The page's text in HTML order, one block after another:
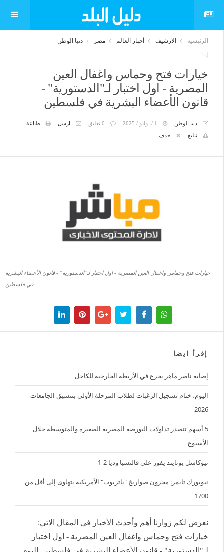
الرئيسية الارشيف أخبار العالم مصر دنيا الوطن
خيارات فتح وحماس واغفال العين
المصرية - اول اختبار لـ"الدستورية" -
قانون الأعضاء البشرية في فلسطين
دنيا الوطن 0 تعليق ارسل
طباعة
تبليغ
حذف
خيارات فتح وحماس واغفال العين المصرية - اول اختبار لـ"الدستورية" - قانون الأعضاء البشرية
في فلسطين
إقرأ ايضا
إصابة ناصر ماهر بجزع في الأربطة الخارجية للكاحل
اليوم، ختام تسجيل الرغبات لطلاب المرحلة الأولى بتنسيق الجامعات
2026
5 أسهم تتصدر تداولات البورصة المصرية الصغيرة والمتوسطة خلال
الأسبوع
نيوكاسل يونايتد يفوز على فالنسيا وديا 2-1
نيويورك تايمز: مخزون صواريخ "باتريوت" الأمريكية يتهاوى إلى أقل من
1700
نعرض لكم زوارنا أهم وأحدث الأخبار فى المقال الاتي:
خيارات فتح وحماس واغفال العين المصرية - اول اختبار